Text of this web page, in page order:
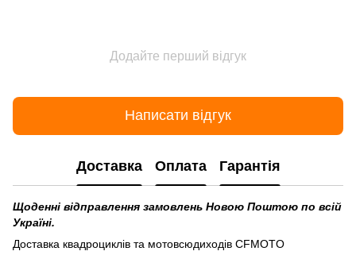
Додайте перший відгук
Написати відгук
Доставка Оплата Гарантія
Щоденні відправлення замовлень Новою Поштою по всій
Україні.
Доставка квадроциклів та мотовсюдиходів CFMOTO